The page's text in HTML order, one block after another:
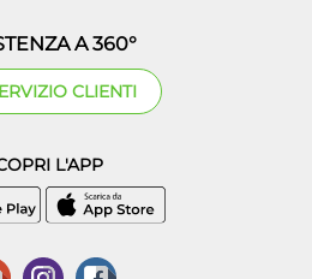
A 360°
CLIENTI
L'APP